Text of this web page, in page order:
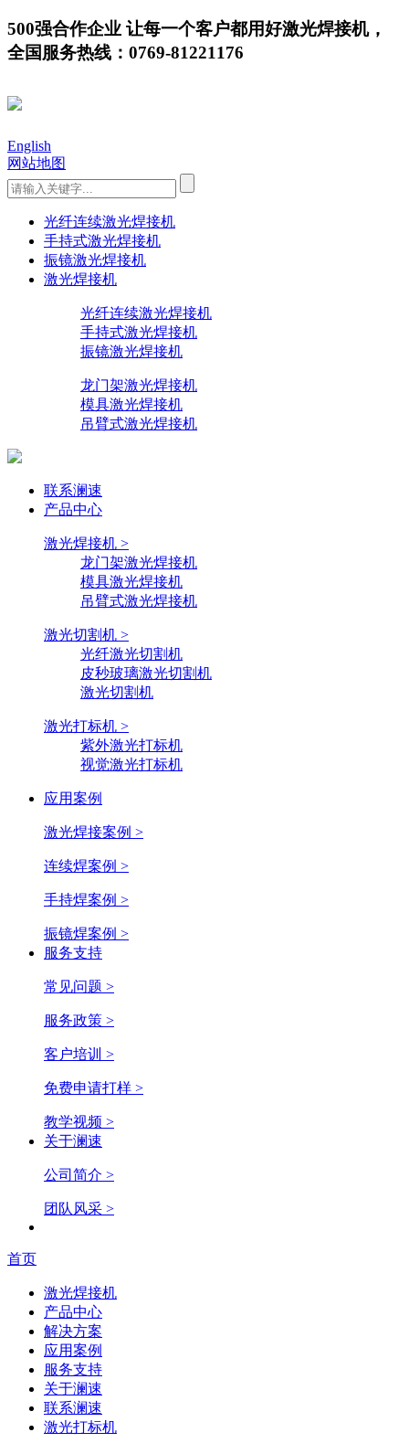
500强合作企业 让每一个客户都用好激光焊接机，
全国服务热线：0769-81221176
English
网站地图
光纤连续激光焊接机
手持式激光焊接机
振镜激光焊接机
激光焊接机
光纤连续激光焊接机
手持式激光焊接机
振镜激光焊接机
龙门架激光焊接机
模具激光焊接机
吊臂式激光焊接机
联系澜速
产品中心
激光焊接机 >
龙门架激光焊接机
模具激光焊接机
吊臂式激光焊接机
激光切割机 >
光纤激光切割机
皮秒玻璃激光切割机
激光切割机
激光打标机 >
紫外激光打标机
视觉激光打标机
应用案例
激光焊接案例 >
连续焊案例 >
手持焊案例 >
振镜焊案例 >
服务支持
常见问题 >
服务政策 >
客户培训 >
免费申请打样 >
教学视频 >
关于澜速
公司简介 >
团队风采 >
首页
激光焊接机
产品中心
解决方案
应用案例
服务支持
关于澜速
联系澜速
激光打标机